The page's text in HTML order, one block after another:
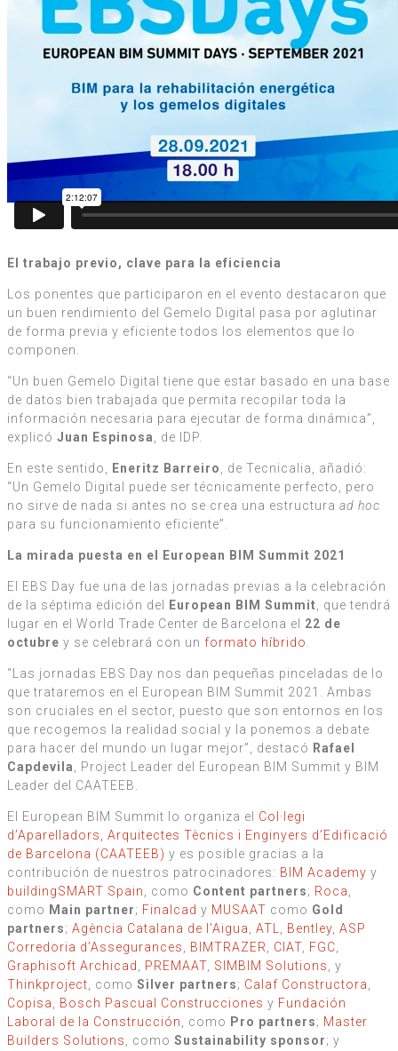
El trabajo previo, clave para la eficiencia
Los ponentes que participaron en el evento destacaron que
un buen rendimiento del Gemelo Digital pasa por aglutinar
de forma previa y eficiente todos los elementos que lo
componen.
“Un buen Gemelo Digital tiene que estar basado en una base
de datos bien trabajada que permita recopilar toda la
información necesaria para ejecutar de forma dinámica”,
explicó Juan Espinosa, de IDP.
En este sentido, Eneritz Barreiro, de Tecnicalia, añadió:
“Un Gemelo Digital puede ser técnicamente perfecto, pero
no sirve de nada si antes no se crea una estructura ad hoc
para su funcionamiento eficiente”.
La mirada puesta en el European BIM Summit 2021
El EBS Day fue una de las jornadas previas a la celebración
de la séptima edición del
European BIM Summit, que tendrá
lugar en el World Trade Center de Barcelona el 22 de
octubre y se celebrará con un formato híbrido.
“Las jornadas EBS Day nos dan pequeñas pinceladas de lo
que trataremos en el European BIM Summit 2021. Ambas
son cruciales en el sector, puesto que son entornos en los
que recogemos la realidad social y la ponemos a debate
para hacer del mundo un lugar mejor”, destacó Rafael
Capdevila, Project Leader del European BIM Summit y BIM
Leader del CAATEEB.
El European BIM Summit lo organiza el Col·legi
d’Aparelladors, Arquitectes Tècnics i Enginyers d’Edificació
de Barcelona (CAATEEB) y es posible gracias a la
contribución de nuestros patrocinadores: BIM Academy y
buildingSMART Spain, como Content partners; Roca,
como Main partner; Finalcad y MUSAAT como Gold
partners; Agència Catalana de l’Aigua, ATL, Bentley, ASP
Corredoria d’Assegurances, BIMTRAZER, CIAT, FGC,
Graphisoft Archicad, PREMAAT, SIMBIM Solutions, y
Thinkproject, como Silver partners; Calaf Constructora,
Copisa, Bosch Pascual Construcciones y Fundación
Laboral de la Construcción, como Pro partners; Master
Builders Solutions, como Sustainability sponsor; y